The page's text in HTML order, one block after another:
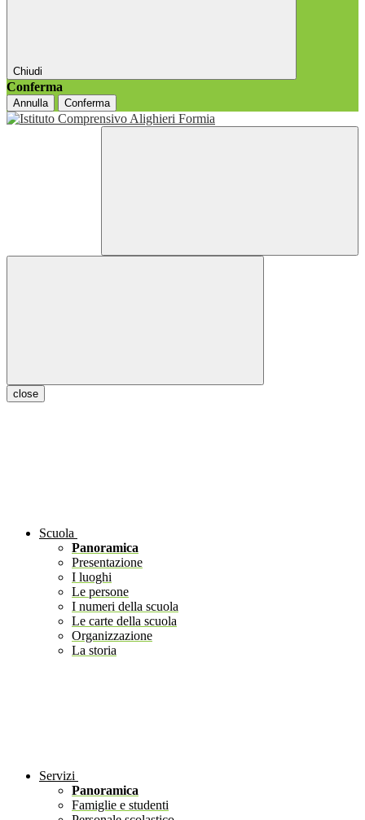
Chiudi
Conferma
Annulla Conferma
close
Scuola
Panoramica
Presentazione
I luoghi
Le persone
I numeri della scuola
Le carte della scuola
Organizzazione
La storia
Servizi
Panoramica
Famiglie e studenti